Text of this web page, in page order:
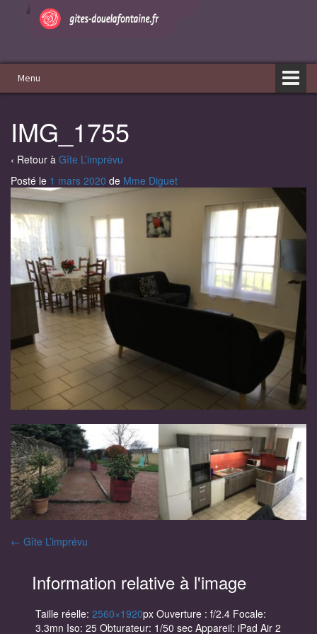
Menu
IMG_1755
‹ Retour à Gîte L’imprévu
Posté le 1 mars 2020 de Mme Diguet
Navigation
des
articles
← Gîte L’imprévu
Information relative à l'image
Taille réelle: 2560×1920px Ouverture : f/2.4 Focale:
3.3mn Iso: 25 Obturateur: 1/50 sec Appareil: iPad Air 2